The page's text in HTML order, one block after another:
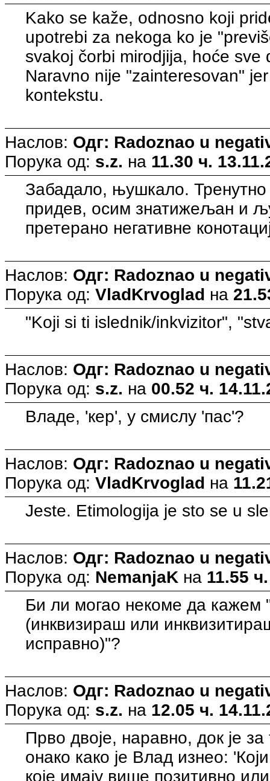
Kako se kaže, odnosno koji
upotrebi za nekoga ko je
svakoj čorbi mirodjija, hoće
Naravno nije "zainteresovan"
kontekstu.
Наслов: Одг: Radoznao u
Порука од: s.z. на 11.30 ч.
Забадало, њушкало.
придев, осим знатижељан и
претерано негативне
Наслов: Одг: Radoznao u
Порука од: VladKrvoglad на
"Koji si ti islednik/inkvizitor",
Наслов: Одг: Radoznao u
Порука од: s.z. на 00.52 ч.
Владе, 'кер', у смислу 'пас'?
Наслов: Одг: Radoznao u
Порука од: VladKrvoglad на
Jeste. Etimologija je sto se u
Наслов: Одг: Radoznao u
Порука од: NemanjaK на 11.55
Би ли могао некоме да
(инквизираш или
исправно)"?
Наслов: Одг: Radoznao u
Порука од: s.z. на 12.05 ч.
Прво двоје, наравно, док је
онако како је Влад изнео:
које имају више позитивно